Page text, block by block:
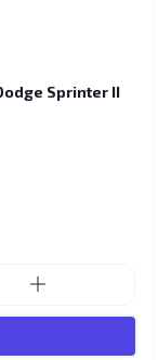
Sprinter II